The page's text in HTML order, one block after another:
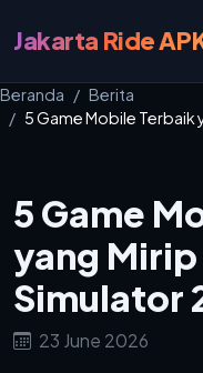
Jakarta Ride
Beranda
Berita
5 Game Mobile Terbaik
5 Game
yang Mirip
Simulator
23 June 2026